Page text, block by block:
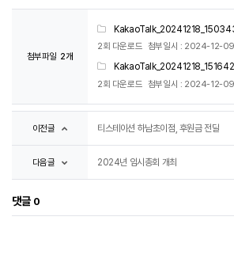
첨부파일 2개
2회 다운로드 첨부일시 : 2024-12-
2회 다운로드 첨부일시 : 2024-12-
이전글 티스테이션 하남초이점, 후원금 전달
다음글 2024년 임시총회 개최
댓글 0